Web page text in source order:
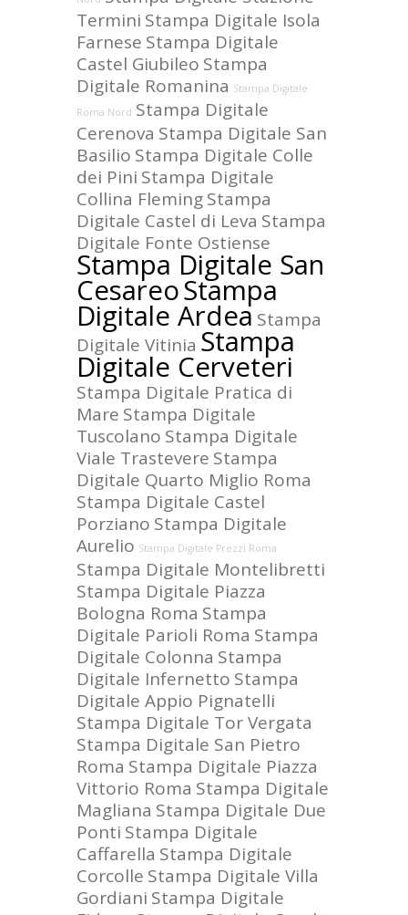
Termini Stampa Digitale Isola
Farnese Stampa Digitale
Castel Giubileo Stampa
Digitale Romanina Stampa Digitale
Roma Nord Stampa Digitale
Cerenova Stampa Digitale San
Basilio Stampa Digitale Colle
dei Pini Stampa Digitale
Collina FlemingStampa
Digitale Castel di Leva Stampa
Digitale Fonte Ostiense
Stampa Digitale San
CesareoStampa
Digitale Ardea Stampa
Digitale Vitinia Stampa
Digitale Cerveteri
Stampa Digitale Pratica di
Mare Stampa Digitale
Tuscolano Stampa Digitale
Viale Trastevere Stampa
Digitale Quarto Miglio Roma
Stampa Digitale Castel
Porziano Stampa Digitale
Aurelio Stampa Digitale Prezzi Roma
Stampa Digitale Montelibretti
Stampa Digitale Piazza
Bologna Roma Stampa
Digitale Parioli Roma Stampa
Digitale Colonna Stampa
Digitale Infernetto Stampa
Digitale Appio Pignatelli
Stampa Digitale Tor Vergata
Stampa Digitale San Pietro
Roma Stampa Digitale Piazza
Vittorio Roma Stampa Digitale
Magliana Stampa Digitale Due
Ponti Stampa Digitale
Caffarella Stampa Digitale
Corcolle Stampa Digitale Villa
Gordiani Stampa Digitale